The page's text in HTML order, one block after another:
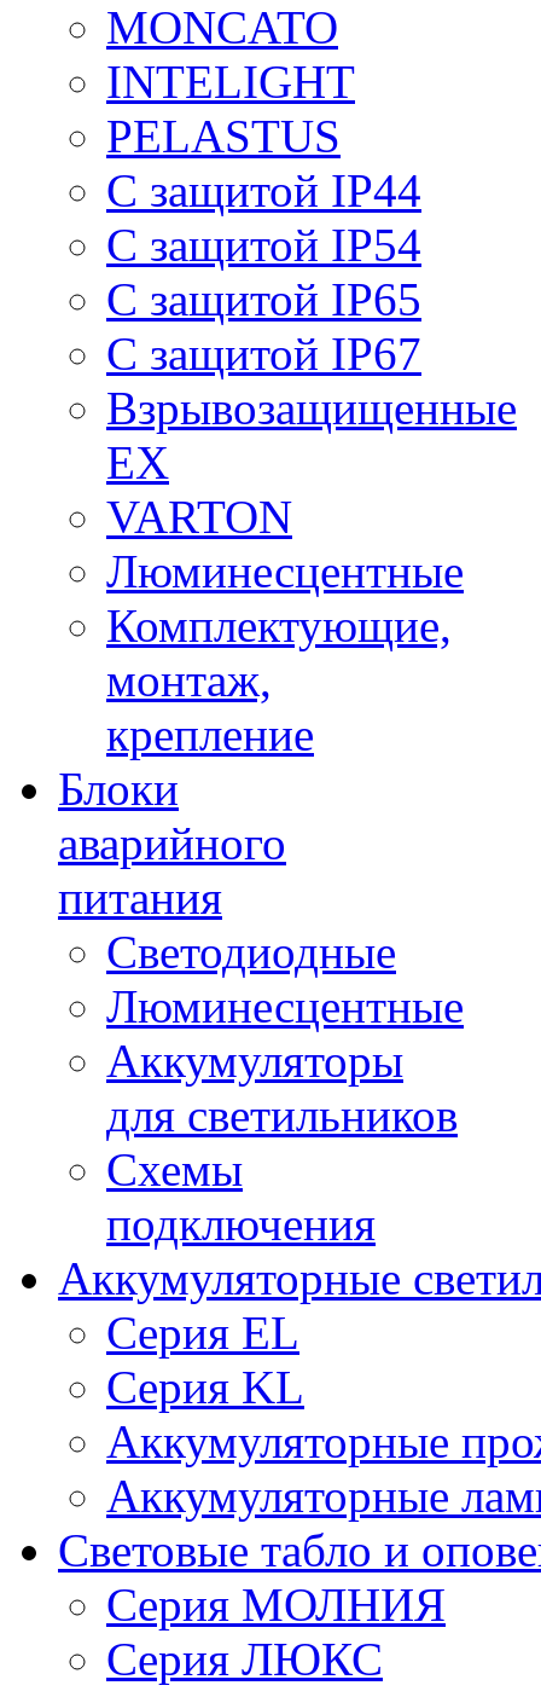
MONCATO
INTELIGHT
PELASTUS
С защитой IP44
С защитой IP54
С защитой IP65
С защитой IP67
Взрывозащищенные
EX
VARTON
Люминесцентные
Комплектующие,
монтаж,
крепление
Блоки
аварийного
питания
Светодиодные
Люминесцентные
Аккумуляторы
для светильников
Схемы
подключения
Аккумуляторные
Серия EL
Серия KL
Аккумуляторные
Аккумуляторные
Световые табло и
Серия МОЛНИЯ
Серия ЛЮКС